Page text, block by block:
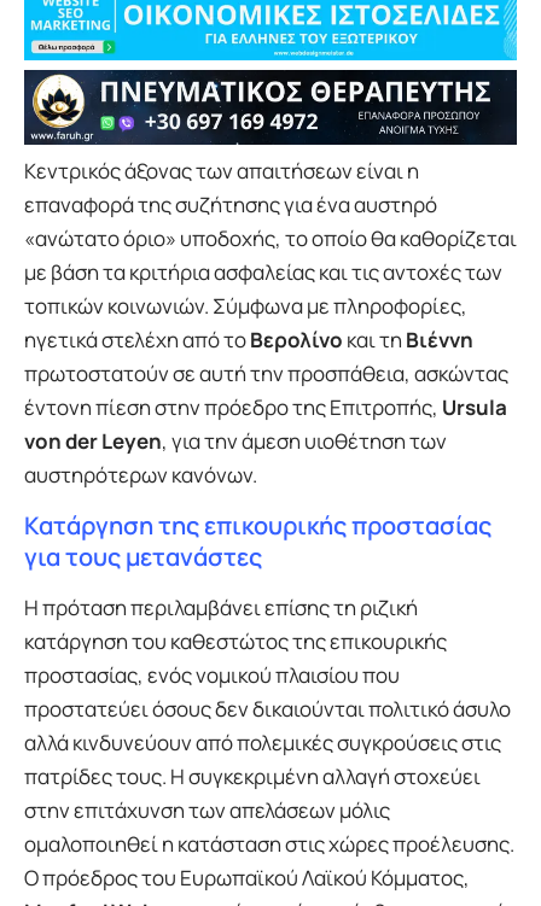
Κεντρικός άξονας των απαιτήσεων είναι η
επαναφορά της συζήτησης για ένα αυστηρό
«ανώτατο όριο» υποδοχής, το οποίο θα καθορίζεται
με βάση τα κριτήρια ασφαλείας και τις αντοχές των
τοπικών κοινωνιών. Σύμφωνα με πληροφορίες,
ηγετικά στελέχη από τοΒερολίνο και τη Βιέννη
πρωτοστατούν σε αυτή την προσπάθεια, ασκώντας
έντονη πίεση στην πρόεδρο της Επιτροπής, Ursula
von der Leyen, για την άμεση υιοθέτηση των
αυστηρότερων κανόνων.
Κατάργηση της επικουρικής προστασίας
για τους μετανάστες
Η πρόταση περιλαμβάνει επίσης τη ριζική
κατάργηση του καθεστώτος της επικουρικής
προστασίας, ενός νομικού πλαισίου που
προστατεύει όσους δεν δικαιούνται πολιτικό άσυλο
αλλά κινδυνεύουν από πολεμικές συγκρούσεις στις
πατρίδες τους. Η συγκεκριμένη αλλαγή στοχεύει
στην επιτάχυνση των απελάσεων μόλις
ομαλοποιηθεί η κατάσταση στις χώρες προέλευσης.
Ο πρόεδρος του Ευρωπαϊκού Λαϊκού Κόμματος,